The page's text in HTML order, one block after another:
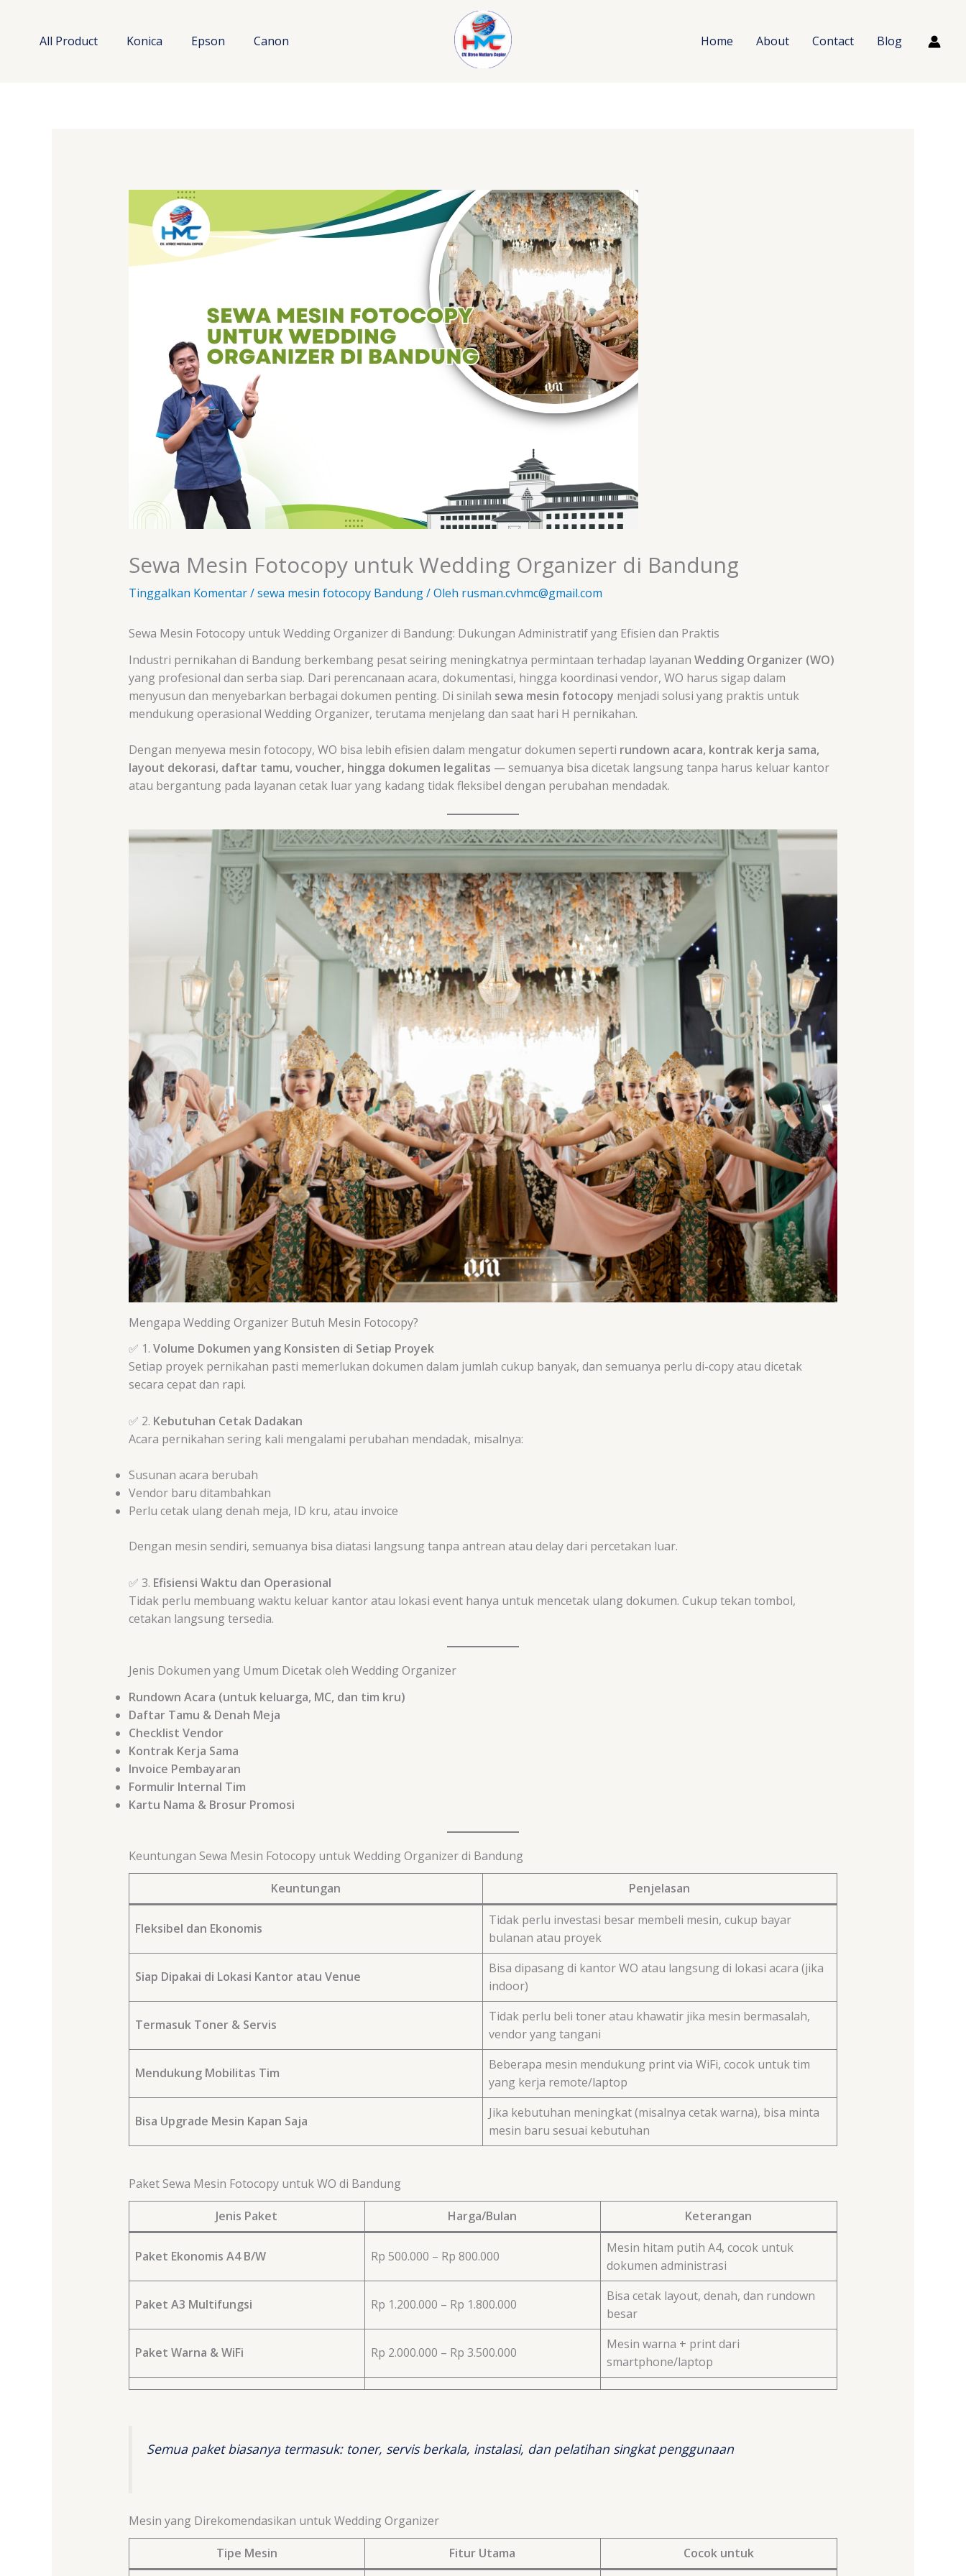
All Product Konica Epson Canon Home About Contact Blog
Sewa Mesin Fotocopy untuk Wedding Organizer di Bandung
Tinggalkan Komentar/sewa mesin fotocopy Bandung/ Oleh rusman.cvhmc@gmail.com
Sewa Mesin Fotocopy untuk Wedding Organizer di Bandung: Dukungan Administratif yang Efisien dan Praktis
Industri pernikahan di Bandung berkembang pesat seiring meningkatnya permintaan terhadap layanan Wedding Organizer (WO)
yang profesional dan serba siap. Dari perencanaan acara, dokumentasi, hingga koordinasi vendor, WO harus sigap dalam
menyusun dan menyebarkan berbagai dokumen penting. Di sinilah sewa mesin fotocopy menjadi solusi yang praktis untuk
mendukung operasional Wedding Organizer, terutama menjelang dan saat hari H pernikahan.
Dengan menyewa mesin fotocopy, WO bisa lebih efisien dalam mengatur dokumen seperti rundown acara, kontrak kerja sama,
layout dekorasi, daftar tamu, voucher, hingga dokumen legalitas — semuanya bisa dicetak langsung tanpa harus keluar kantor
atau bergantung pada layanan cetak luar yang kadang tidak fleksibel dengan perubahan mendadak.
Mengapa Wedding Organizer Butuh Mesin Fotocopy?
✅ 1. Volume Dokumen yang Konsisten di Setiap Proyek
Setiap proyek pernikahan pasti memerlukan dokumen dalam jumlah cukup banyak, dan semuanya perlu di-copy atau dicetak
secara cepat dan rapi.
✅ 2. Kebutuhan Cetak Dadakan
Acara pernikahan sering kali mengalami perubahan mendadak, misalnya:
Susunan acara berubah
Vendor baru ditambahkan
Perlu cetak ulang denah meja, ID kru, atau invoice
Dengan mesin sendiri, semuanya bisa diatasi langsung tanpa antrean atau delay dari percetakan luar.
✅ 3. Efisiensi Waktu dan Operasional
Tidak perlu membuang waktu keluar kantor atau lokasi event hanya untuk mencetak ulang dokumen. Cukup tekan tombol,
cetakan langsung tersedia.
Jenis Dokumen yang Umum Dicetak oleh Wedding Organizer
Rundown Acara (untuk keluarga, MC, dan tim kru)
Daftar Tamu & Denah Meja
Checklist Vendor
Kontrak Kerja Sama
Invoice Pembayaran
Formulir Internal Tim
Kartu Nama & Brosur Promosi
Keuntungan Sewa Mesin Fotocopy untuk Wedding Organizer di Bandung
Keuntungan Penjelasan
Fleksibel dan Ekonomis
Tidak perlu investasi besar membeli mesin, cukup bayar
bulanan atau proyek
Siap Dipakai di Lokasi Kantor atau Venue
Bisa dipasang di kantor WO atau langsung di lokasi acara (jika
indoor)
Termasuk Toner & Servis
Tidak perlu beli toner atau khawatir jika mesin bermasalah,
vendor yang tangani
Mendukung Mobilitas Tim
Beberapa mesin mendukung print via WiFi, cocok untuk tim
yang kerja remote/laptop
Bisa Upgrade Mesin Kapan Saja
Jika kebutuhan meningkat (misalnya cetak warna), bisa minta
mesin baru sesuai kebutuhan
Paket Sewa Mesin Fotocopy untuk WO di Bandung
Jenis Paket Harga/Bulan Keterangan
Paket Ekonomis A4 B/W Rp 500.000 – Rp 800.000
Mesin hitam putih A4, cocok untuk
dokumen administrasi
Paket A3 Multifungsi Rp 1.200.000 – Rp 1.800.000
Bisa cetak layout, denah, dan rundown
besar
Paket Warna & WiFi Rp 2.000.000 – Rp 3.500.000
Mesin warna + print dari
smartphone/laptop
Semua paket biasanya termasuk: toner, servis berkala, instalasi, dan pelatihan singkat penggunaan
Mesin yang Direkomendasikan untuk Wedding Organizer
Tipe Mesin Fitur Utama Cocok untuk